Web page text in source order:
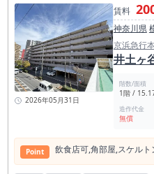
2026年05月31日
賃料
神奈川県
京浜急行
井土ヶ
階数/面積
1階 /
造作代金
無償
Point 飲⾷店可,⾓部屋,スケル